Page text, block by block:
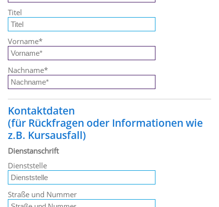
Titel
Vorname*
Nachname*
Kontaktdaten
(für Rückfragen oder Informationen wie
z.B. Kursausfall)
Dienstanschrift
Dienststelle
Straße und Nummer